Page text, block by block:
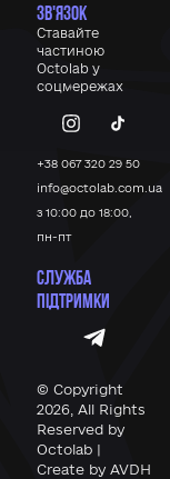
ЗВ'ЯЗОК
Ставайте
частиною
Octolab у
соцмережах
+38 067 320 29 50
info@octolab.com.ua
з 10:00 до 18:00,
пн-пт
СЛУЖБА
ПІДТРИМКИ
© Copyright
2026, All Rights
Reserved by
Octolab |
Create by AVDH